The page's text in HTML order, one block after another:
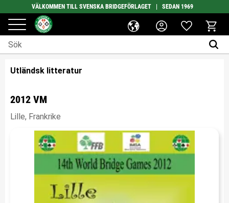
Meny
VÄLKOMMEN TILL SVENSKA BRIDGEFÖRLAGET | SEDAN 1969
Favoriter
Utländsk litteratur
2012 VM
Lille, Frankrike